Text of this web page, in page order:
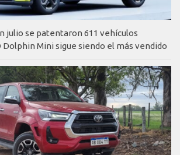
julio se patentaron 611 vehículos
Dolphin Mini sigue siendo el más vendido